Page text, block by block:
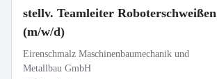
stellv. Teamleiter Roboterschweißen
(m/w/d)
Eirenschmalz Maschinenbaumechanik und
Metallbau GmbH